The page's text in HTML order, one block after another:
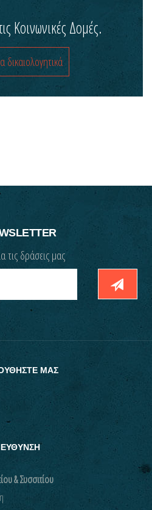
Κοινωνικές Δομές.
δικαιολογητικά
τις δράσεις μας
ΜΑΣ
& Συσσιτίου